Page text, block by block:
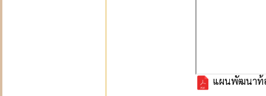
แผนพัฒนาท้อ